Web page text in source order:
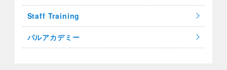
Staff Training
パルアカデミー